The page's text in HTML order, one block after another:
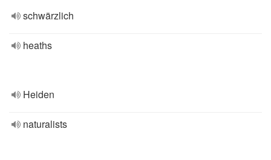
schwärzlich
heaths
Heiden
naturalists